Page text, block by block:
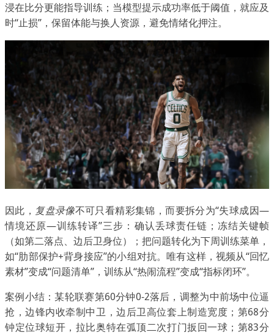
浸在比分更能指导训练；当模型提示成功率低于阈值，就应及
时“止损”，保留体能与换人资源，避免情绪化押注。
因此， 复盘录像不可只看精彩集锦，而要拆分为“失球成因—
情境还原—训练转译”三步：确认丢球责任链；冻结关键帧
（如第二落点、边后卫身位）；把问题转化为下周训练菜单，
如“肋部保护+背身接应”的小组对抗。唯有这样，视频从“回忆
素材”变成“问题清单”，训练从“热闹流程”变成“指标闭环”。
案例小结：某轮联赛第60分钟0-2落后，调整为中前场中位逼
抢，边锋内收牵制中卫，边后卫高位套上制造宽度；第68分
钟定位球短开，拉比奥特在弧顶二次打门扳回一球；第83分